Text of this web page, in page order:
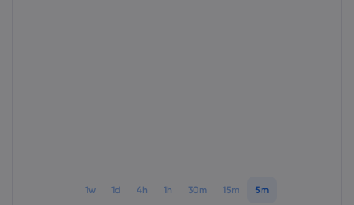
5m
15m
30m
1h
4h
1d
1w